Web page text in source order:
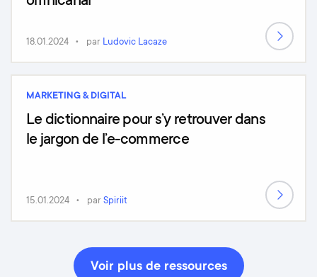
18.01.2024 par Ludovic Lacaze
MARKETING & DIGITAL
Le dictionnaire pour s’y retrouver dans
le jargon de l’e-commerce
15.01.2024 par Spiriit
Voir plus de ressources